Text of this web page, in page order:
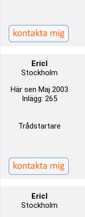
Ericl
Stockholm
Här sen Maj 2003
Inlägg: 265
Trådstartare
Ericl
Stockholm